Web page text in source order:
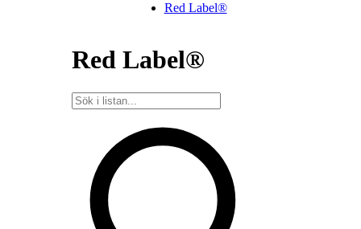
Red Label®
Red Label®